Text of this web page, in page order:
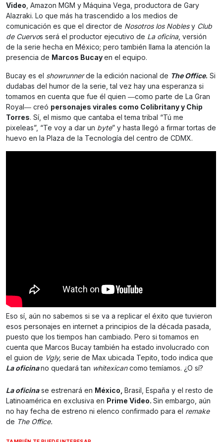
Video, Amazon MGM y Máquina Vega, productora de Gary
Alazraki. Lo que más ha trascendido a los medios de
comunicación es que el director de Nosotros los Noblesy Club
de Cuervos será el productor ejecutivo de La oficina, versión
de la serie hecha en México; pero también llama la atención la
presencia de Marcos Bucayen el equipo.
Bucay es el showrunnerde la edición nacional de The Office. Si
dudabas del humor de la serie, tal vez hay una esperanza si
tomamos en cuenta que fue él quien ―como parte de La Gran
Royal― creó personajes virales como Colibritany y Chip
Torres. Sí, el mismo que cantaba el tema tribal “Tú me
pixeleas”, “Te voy a dar un byte” y hasta llegó a firmar tortas de
huevo en la Plaza de la Tecnología del centro de CDMX.
Eso sí, aún no sabemos si se va a replicar el éxito que tuvieron
esos personajes en internet a principios de la década pasada,
puesto que los tiempos han cambiado. Pero si tomamos en
cuenta que Marcos Bucay también ha estado involucrado con
el guion de Vgly, serie de Max ubicada Tepito, todo indica que
La oficinano quedará tan whitexicancomo temíamos. ¿O sí?
La oficinase estrenará en México, Brasil, España y el resto de
Latinoamérica en exclusiva en Prime Video. Sin embargo, aún
no hay fecha de estreno ni elenco confirmado para el remake
de The Office.